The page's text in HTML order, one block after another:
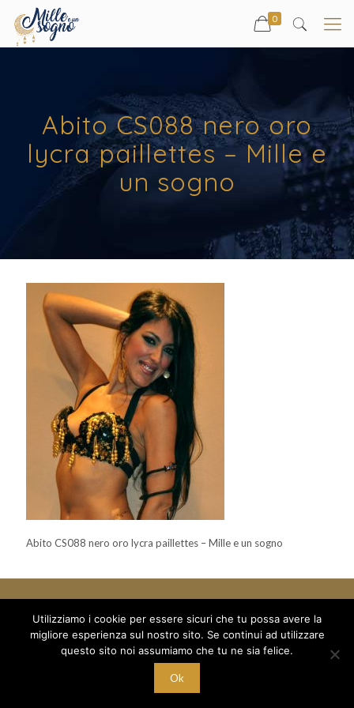
0
Abito CS088 nero oro
lycra paillettes – Mille e
un sogno
Abito CS088 nero oro lycra paillettes – Mille e un sogno
© 2018 Mille e un Sogno di Boboc Ramona Oana - via Arduino 5
/a - C/O Palestra Alexandria
C.F. BBC RNN 78T68 Z129M - P.I. 10221700015
Utilizziamo i cookie per essere sicuri che tu possa avere la
migliore esperienza sul nostro sito. Se continui ad utilizzare
questo sito noi assumiamo che tu ne sia felice.
Ok